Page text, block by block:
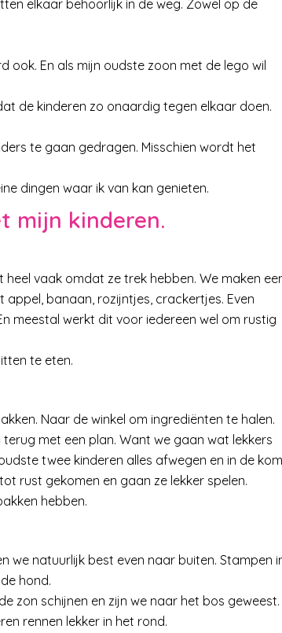
elkaar behoorlijk in de weg. Zowel op de
ook. En als mijn oudste zoon met de lego wil
de kinderen zo onaardig tegen elkaar doen.
te gaan gedragen. Misschien wordt het
dingen waar ik van kan genieten.
mijn kinderen.
vaak omdat ze trek hebben. We maken
banaan, rozijntjes, crackertjes. Even
meestal werkt dit voor iedereen wel om rustig
te eten.
Naar de winkel om ingrediënten te halen.
met een plan. Want we gaan wat lekkers
twee kinderen alles afwegen en in de kom
rust gekomen en gaan ze lekker spelen.
hebben.
we natuurlijk best even naar buiten. Stampen
hond.
zon schijnen en zijn we naar het bos geweest.
rennen lekker in het rond.